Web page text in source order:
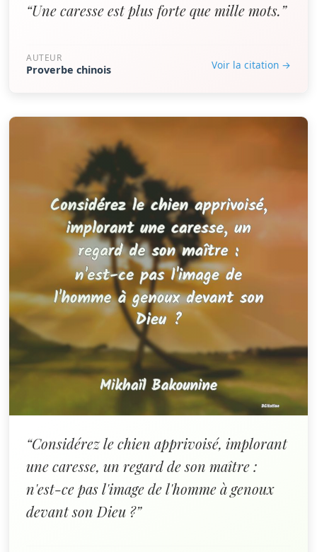
“Une caresse est plus forte que mille mots.”
AUTEUR
Proverbe chinois Voir la citation →
“Considérez le chien apprivoisé, implorant
une caresse, un regard de son maître :
n'est-ce pas l'image de l'homme à genoux
devant son Dieu ?”